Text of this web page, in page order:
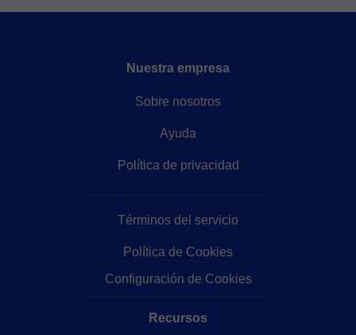
Nuestra empresa
Sobre nosotros
Ayuda
Política de privacidad
Términos del servicio
Política de Cookies
Configuración de Cookies
Recursos